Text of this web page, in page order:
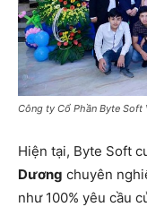
Công ty Cổ Phần Byte Soft
Hiện tại, Byte Soft
Dương chuyên
như 100% yêu cầu